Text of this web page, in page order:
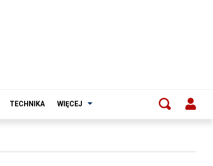
TECHNIKA WIĘCEJ